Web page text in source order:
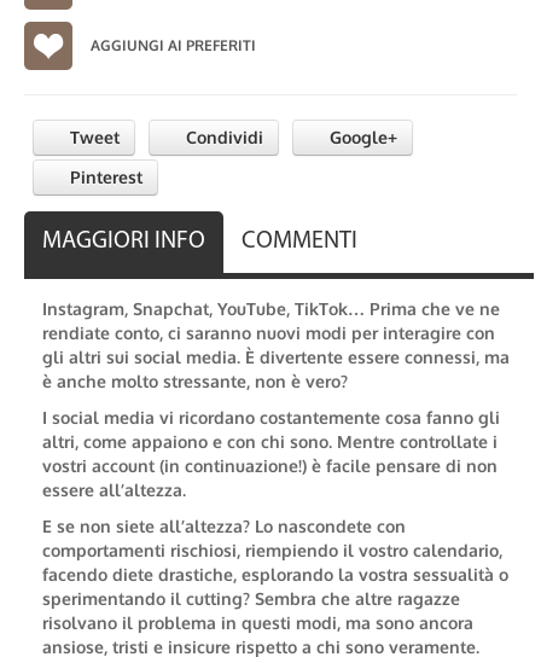
AGGIUNGI AI PREFERITI
Tweet Condividi
Google+
Pinterest
MAGGIORI INFO COMMENTI
Instagram, Snapchat, YouTube, TikTok… Prima che ve ne
rendiate conto, ci saranno nuovi modi per interagire con
gli altri sui social media. È divertente essere connessi, ma
è anche molto stressante, non è vero?
I social media vi ricordano costantemente cosa fanno gli
altri, come appaiono e con chi sono. Mentre controllate i
vostri account (in continuazione!) è facile pensare di non
essere all’altezza.
E se non siete all’altezza? Lo nascondete con
comportamenti rischiosi, riempiendo il vostro calendario,
facendo diete drastiche, esplorando la vostra sessualità o
sperimentando il cutting? Sembra che altre ragazze
risolvano il problema in questi modi, ma sono ancora
ansiose, tristi e insicure rispetto a chi sono veramente.